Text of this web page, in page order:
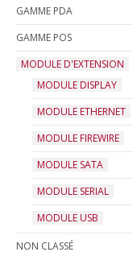
GAMME PDA
GAMME POS
MODULE D'EXTENSION
MODULE DISPLAY
MODULE ETHERNET
MODULE FIREWIRE
MODULE SATA
MODULE SERIAL
MODULE USB
NON CLASSÉ